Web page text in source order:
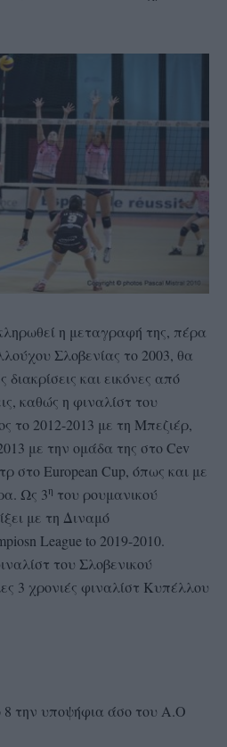
η μεταγραφή της, πέρα
Σλοβενίας το 2003, θα
και εικόνες από
καθώς η φιναλίστ του
το 2012-2013 με τη Μπεζιέρ,
με την ομάδα της στο Cev
στο European Cup, όπως και με
Ως 3η του ρουμανικού
με τη Διναμό
League to 2019-2010.
του Σλοβενικού
3 χρονιές φιναλίστ Κυπέλλου
8 την υποψήφια άσο του Α.Ο